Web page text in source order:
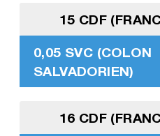
15 CDF
0,05 SVC (COLON
SALVADORIEN)
16 CDF